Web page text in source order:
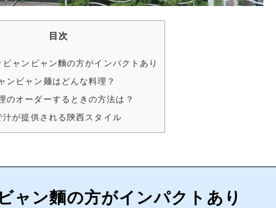
目次
ビャンビャン麵の方がインパクトあり
ンビャン麺はどんな料理？
のオーダーするときの方法は？
汁が提供される陝西スタイル
ャン麵の方がインパクトあり